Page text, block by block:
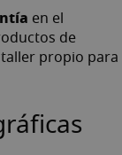
en el
de
propio para